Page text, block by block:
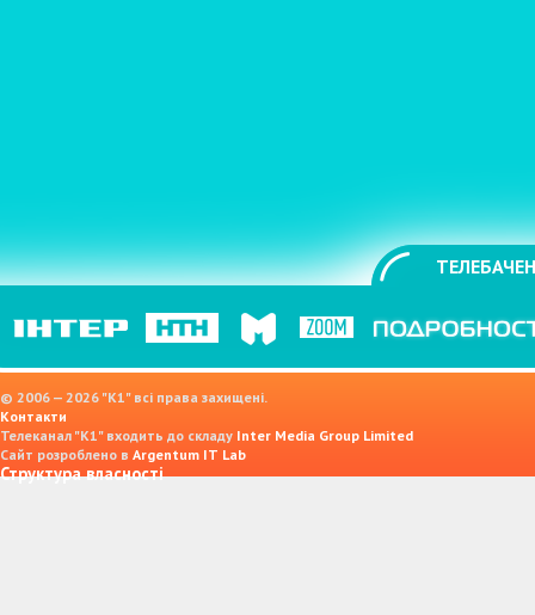
© 2006 — 2026 "K1" всі права захищені.
Контакти
Телеканал "К1" входить до складу Inter Media Group Limited
Сайт розроблено в Argentum IT Lab
Структура власності